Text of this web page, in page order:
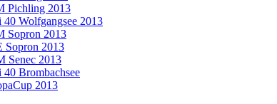
Pichling 2013
Wolfgangsee 2013
Sopron 2013
Sopron 2013
Senec 2013
Brombachsee
2013